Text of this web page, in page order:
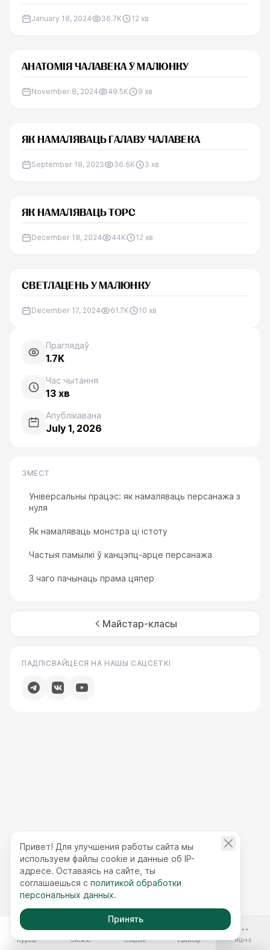
January 18, 2024 36.7K 12 хв
АНАТОМІЯ ЧАЛАВЕКА Ў МАЛЮНКУ
November 8, 2024 49.5K 9 хв
ЯК НАМАЛЯВАЦЬ ГАЛАВУ ЧАЛАВЕКА
September 18, 2023 36.6K 3 хв
ЯК НАМАЛЯВАЦЬ ТОРС
December 18, 2024 44K 12 хв
СВЕТЛАЦЕНЬ У МАЛЮНКУ
December 17, 2024 61.7K 10 хв
Праглядаў
1.7K
Час чытання
13 хв
Апублікавана
July 1, 2026
ЗМЕСТ
Універсальны працэс: як намаляваць персанажа з
нуля
Як намаляваць монстра ці істоту
Частыя памылкі ў канцэпц-арце персанажа
З чаго пачынаць прама цяпер
Майстар-класы
ПАДПІСВАЙЦЕСЯ НА НАШЫ САЦСЕТКІ
Курсы Зніжкі Кошык Увайсці Яшчэ
Привет! Для улучшения работы сайта мы
используем файлы cookie и данные об IP-
адресе. Оставаясь на сайте, ты
соглашаешься с политикой обработки
персональных данных.
Принять